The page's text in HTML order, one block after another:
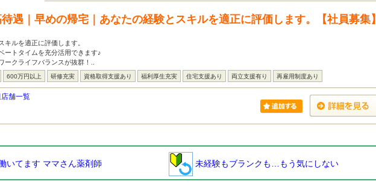
遇｜早めの帰宅｜あなたの経験とスキルを適正に評価します。【社員募集】
キルを適正に評価します。
ートタイムを充分活用できます♪
ークライフバランスが抜群！..
600万円以上 研修充実 資格取得支援あり 福利厚生充実 住宅支援あり 両立支援有り 再雇用制度あり
店舗一覧
いてます ママさん薬剤師 未経験もブランクも…もう気にしない